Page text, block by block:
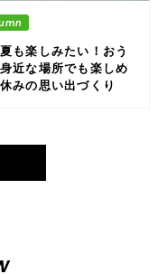
も楽しみたい！おう
近な場所でも楽しめ
みの思い出づくり